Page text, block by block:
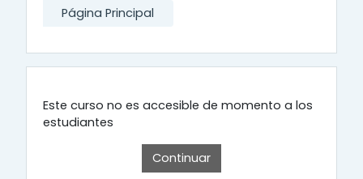
Página Principal
Este curso no es accesible de momento a los
estudiantes
Continuar